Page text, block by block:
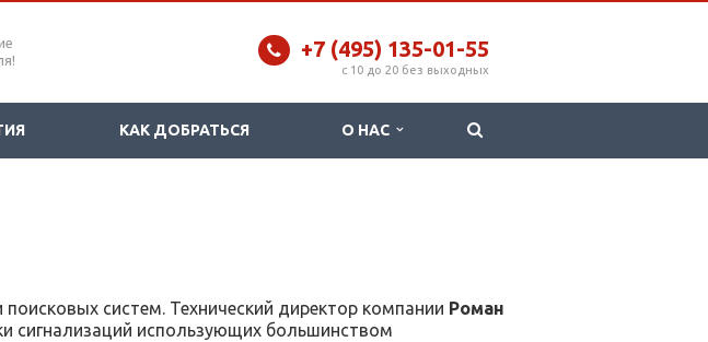
+7 (495) 135-01-55
c 10 до 20 без выходных
КАК ДОБРАТЬСЯ О НАС
систем. Технический директор компании Роман
сигнализаций использующих большинством